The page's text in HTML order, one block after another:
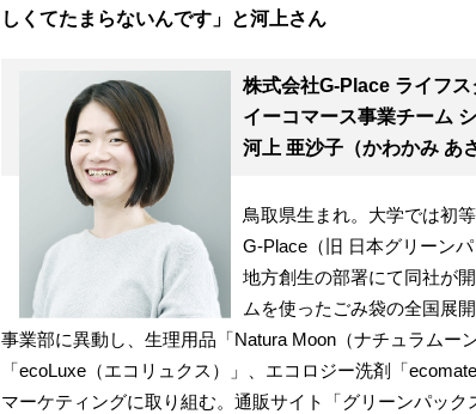
しくてたまらないんです」と河上さん
株式会社G-Place ライフ
イーコマース事業チーム
河上 亜沙子（かわかみ あ
鳥取県生まれ。大学では初
G-Place（旧 日本グリーン
地方創生の部署にて同社が
ムを使ったごみ袋の全国展
事業部に異動し、生理用品「Natura Moon（ナチュラムー
「ecoLuxe（エコリュクス）」、エコロジー洗剤「
マーケティングに取り組む。通販サイト「グリーンパック